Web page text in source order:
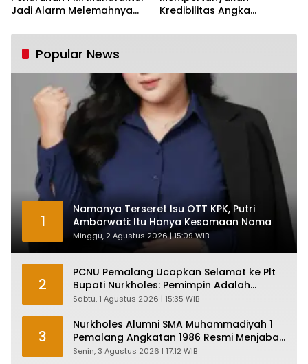
Jadi Alarm Melemahnya
Kredibilitas Angka
Tumbuh Tapi Rapuh
Popular News
1
Namanya Terseret Isu OTT KPK, Putri
Ambarwati: Itu Hanya Kesamaan Nama
Minggu, 2 Agustus 2026 | 15:09 WIB
2
PCNU Pemalang Ucapkan Selamat ke Plt
Bupati Nurkholes: Pemimpin Adalah
Pelayan Rakyat!
Sabtu, 1 Agustus 2026 | 15:35 WIB
3
Nurkholes Alumni SMA Muhammadiyah 1
Pemalang Angkatan 1986 Resmi Menjabat
Plt Bupati, Inilah Pesan Ketua Asmam 86
Senin, 3 Agustus 2026 | 17:12 WIB